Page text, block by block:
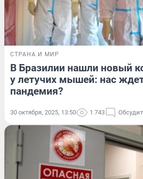
СТРАНА И МИР
В Бразилии нашли новый
у летучих мышей: нас
пандемия?
30 октября, 2025, 13:50 1 743